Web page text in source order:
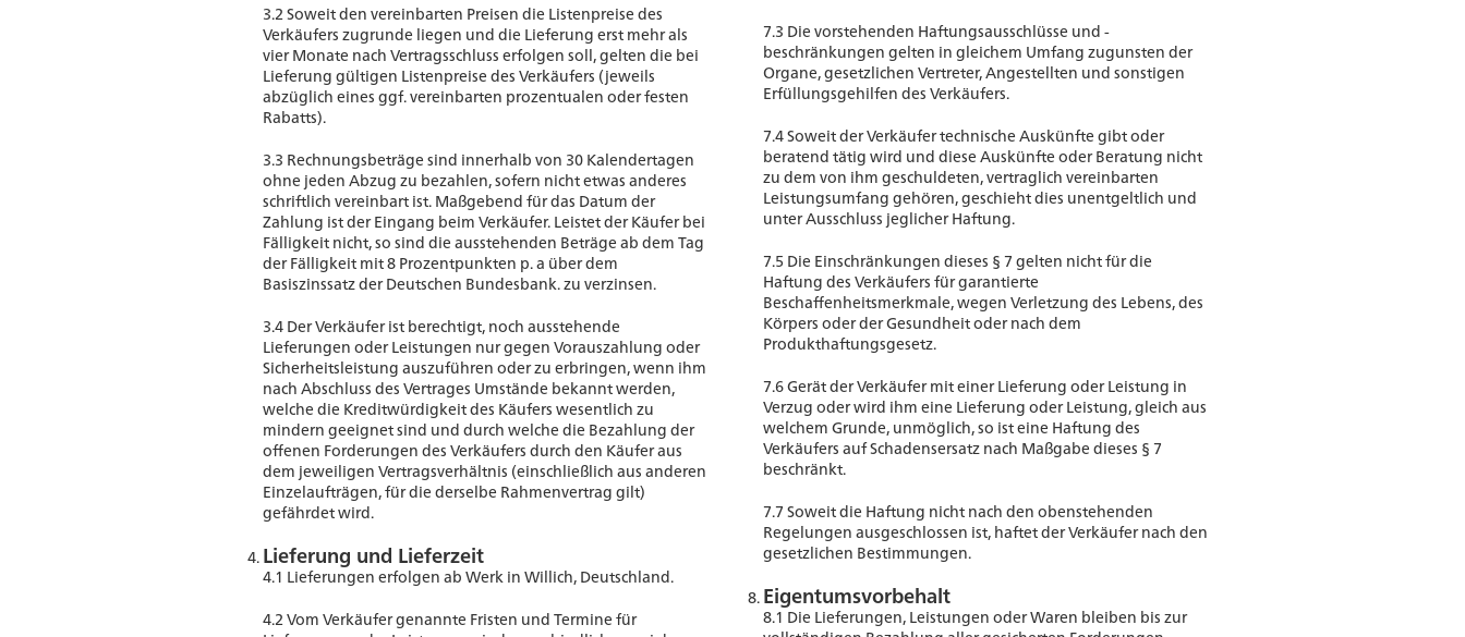
3.2 Soweit den vereinbarten Preisen die Listenpreise des
Verkäufers zugrunde liegen und die Lieferung erst mehr als
vier Monate nach Vertragsschluss erfolgen soll, gelten die bei
Lieferung gültigen Listenpreise des Verkäufers (jeweils
abzüglich eines ggf. vereinbarten prozentualen oder festen
Rabatts).
3.3 Rechnungsbeträge sind innerhalb von 30 Kalendertagen
ohne jeden Abzug zu bezahlen, sofern nicht etwas anderes
schriftlich vereinbart ist. Maßgebend für das Datum der
Zahlung ist der Eingang beim Verkäufer. Leistet der Käufer bei
Fälligkeit nicht, so sind die ausstehenden Beträge ab dem Tag
der Fälligkeit mit 8 Prozentpunkten p. a über dem
Basiszinssatz der Deutschen Bundesbank. zu verzinsen.
3.4 Der Verkäufer ist berechtigt, noch ausstehende
Lieferungen oder Leistungen nur gegen Vorauszahlung oder
Sicherheitsleistung auszuführen oder zu erbringen, wenn ihm
nach Abschluss des Vertrages Umstände bekannt werden,
welche die Kreditwürdigkeit des Käufers wesentlich zu
mindern geeignet sind und durch welche die Bezahlung der
offenen Forderungen des Verkäufers durch den Käufer aus
dem jeweiligen Vertragsverhältnis (einschließlich aus anderen
Einzelaufträgen, für die derselbe Rahmenvertrag gilt)
gefährdet wird.
Lieferung und Lieferzeit
4.1 Lieferungen erfolgen ab Werk in Willich, Deutschland.
4.2 Vom Verkäufer genannte Fristen und Termine für
7.3 Die vorstehenden Haftungsausschlüsse und -
beschränkungen gelten in gleichem Umfang zugunsten der
Organe, gesetzlichen Vertreter, Angestellten und sonstigen
Erfüllungsgehilfen des Verkäufers.
7.4 Soweit der Verkäufer technische Auskünfte gibt oder
beratend tätig wird und diese Auskünfte oder Beratung nicht
zu dem von ihm geschuldeten, vertraglich vereinbarten
Leistungsumfang gehören, geschieht dies unentgeltlich und
unter Ausschluss jeglicher Haftung.
7.5 Die Einschränkungen dieses § 7 gelten nicht für die
Haftung des Verkäufers für garantierte
Beschaffenheitsmerkmale, wegen Verletzung des Lebens, des
Körpers oder der Gesundheit oder nach dem
Produkthaftungsgesetz.
7.6 Gerät der Verkäufer mit einer Lieferung oder Leistung in
Verzug oder wird ihm eine Lieferung oder Leistung, gleich aus
welchem Grunde, unmöglich, so ist eine Haftung des
Verkäufers auf Schadensersatz nach Maßgabe dieses § 7
beschränkt.
7.7 Soweit die Haftung nicht nach den obenstehenden
Regelungen ausgeschlossen ist, haftet der Verkäufer nach den
gesetzlichen Bestimmungen.
Eigentumsvorbehalt
8.1 Die Lieferungen, Leistungen oder Waren bleiben bis zur